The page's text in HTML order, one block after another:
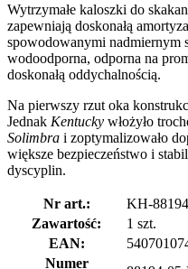
Wytrzymałe kaloszki do
zapewniają doskonałą
spowodowanymi nadmiernym
wodoodporna, odporna na
doskonałą oddychalnością.
Na pierwszy rzut oka
Jednak Kentucky włożyło
Solimbra i zoptymalizowało
większe bezpieczeństwo i
dyscyplin.
Nr art.:
KH-
Zawartość:
1 szt.
EAN:
Numer